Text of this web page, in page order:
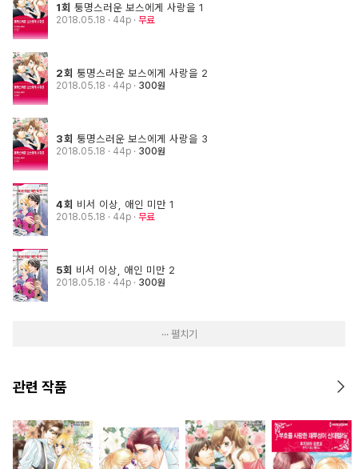
1회 퉁명스러운 보스에게 사랑을 1
2018.05.18 · 44p 무료
2회 퉁명스러운 보스에게 사랑을 2
2018.05.18 · 44p 300원
3회 퉁명스러운 보스에게 사랑을 3
2018.05.18 · 44p 300원
4회 비서 이상, 애인 미만 1
2018.05.18 · 44p 무료
5회 비서 이상, 애인 미만 2
2018.05.18 · 44p 300원
··· 펼치기
관련 작품